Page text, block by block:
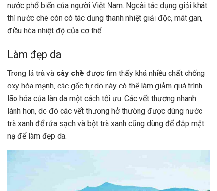
nước phổ biến của người Việt Nam. Ngoài tác dụng giải khát
thì nước chè còn có tác dụng thanh nhiệt giải độc, mát gan,
điều hòa nhiệt độ của cơ thể.
Làm đẹp da
Trong lá trà và cây chè được tìm thấy khá nhiều chất chống
oxy hóa mạnh, các gốc tự do này có thể làm giảm quá trình
lão hóa của làn da một cách tối ưu. Các vết thương nhanh
lành hơn, do đó các vết thương hở thường được dùng nước
trà xanh để rửa sạch và bột trà xanh cũng dùng để đắp mặt
nạ để làm đẹp da.